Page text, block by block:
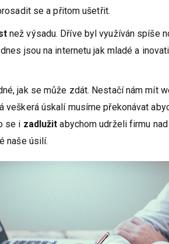
se a přitom ušetřit.
než výsadu. Dříve byl využíván spíše
jsou na internetu jak mladé a
jak se může zdát. Nestačí nám mít
veškerá úskalí musíme překonávat
se i zadlužitabychom udrželi firmu
naše úsilí.